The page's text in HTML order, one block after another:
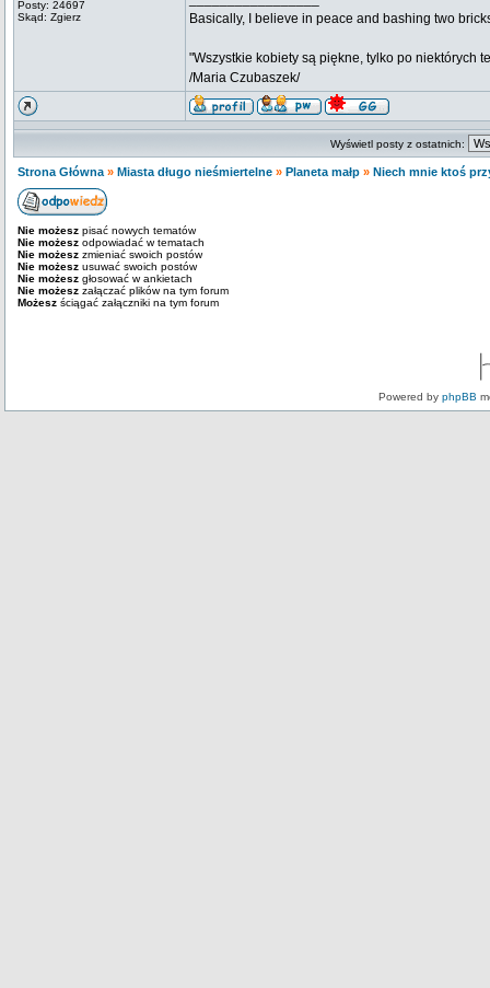
Posty: 24697
Skąd: Zgierz
Basically, I believe in peace and bashing two
"Wszystkie kobiety są piękne, tylko po niektórych
/Maria Czubaszek/
Wyświetl posty z ostatnich:
Strona Główna » Miasta długo nieśmiertelne » Planeta małp » Niech mnie ktoś
Nie możesz pisać nowych tematów
Nie możesz odpowiadać w tematach
Nie możesz zmieniać swoich postów
Nie możesz usuwać swoich postów
Nie możesz głosować w ankietach
Nie możesz załączać plików na tym forum
Możesz ściągać załączniki na tym forum
Powered by phpBB